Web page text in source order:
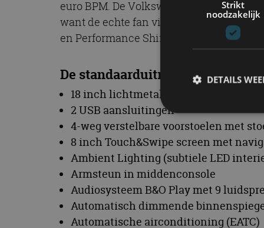
euro BPM. De Volkswagen Polo GTI –
want de echte fan vinkt ook nog even
en Performance Shift Lights. Dit pakket
De standaarduitrusting van de
18 inch lichtmetalen velgen in
2 USB aansluitingen
4-weg verstelbare voorstoelen met
8 inch Touch&Swipe screen met
Ambient Lighting (subtiele LED
Armsteun in middenconsole
Audiosysteem B&O Play met 9
Automatisch dimmende
Automatische airconditioning (EATC)
Strikt
noodzakelijk
DETAILS
Strikt noodzakelijke
accountbeheer. De
Naam
cf_clearance